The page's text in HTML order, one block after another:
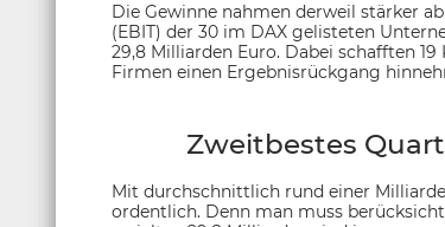
Die Gewinne nahmen derweil stärker
(EBIT) der 30 im DAX gelisteten
29,8 Milliarden Euro. Dabei schafften
Firmen einen Ergebnisrückgang
Zweitbestes
Mit durchschnittlich rund einer
ordentlich. Denn man muss